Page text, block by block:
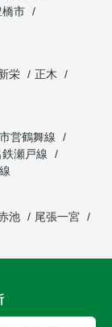
橋市
栄
正木
営鶴舞線
鉄瀬戸線
池
尾張一宮